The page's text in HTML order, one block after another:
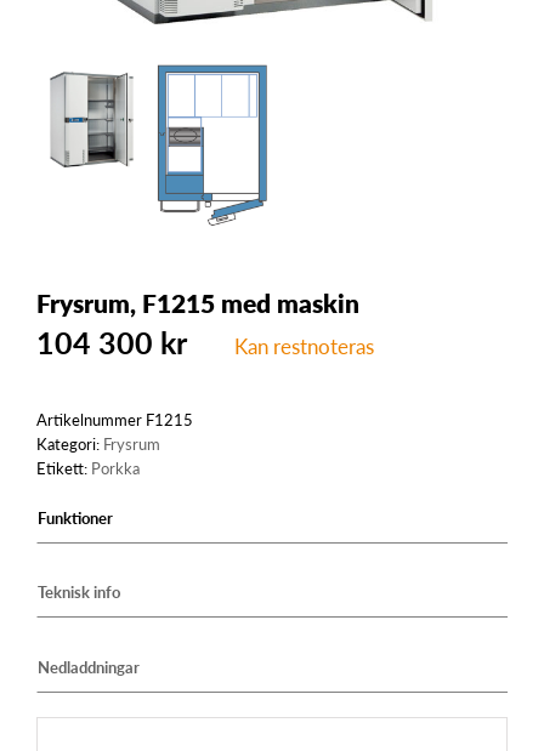
Frysrum, F1215 med maskin
104 300 kr Kan restnoteras
Artikelnummer F1215
Kategori: Frysrum
Etikett: Porkka
Funktioner
Teknisk info
Nedladdningar